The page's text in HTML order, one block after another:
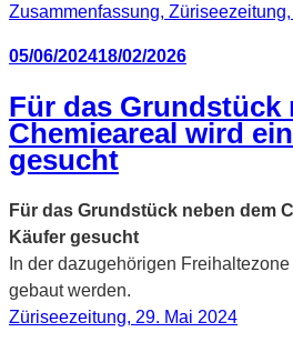
Zusammenfassung,
Veröffentlicht
05/06/202418/02/2026
Für das Grundstück
Chemieareal wird
gesucht
Für das Grundstück neben dem
Käufer gesucht
In der dazugehörigen
gebaut werden.
Züriseezeitung, 29. Mai 2024